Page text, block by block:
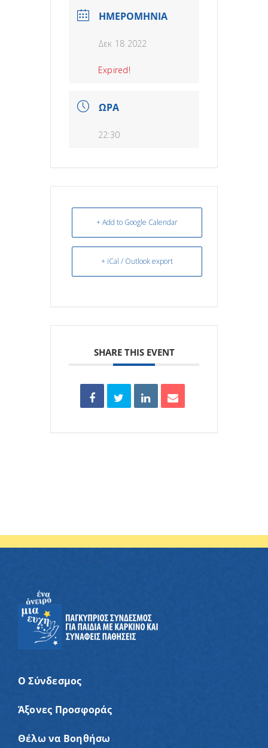
ΗΜΕΡΟΜΗΝΙΑ
Δεκ 18 2022
Expired!
ΩΡΑ
22:30
+ Add to Google Calendar
+ iCal / Outlook export
SHARE THIS EVENT
Ο Σύνδεσμος
Άξονες Προσφοράς
Θέλω να Βοηθήσω